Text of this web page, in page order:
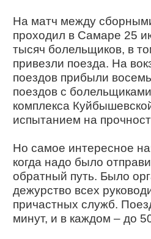
На матч между
проходил в Самаре 25
тысяч болельщиков, в
привезли поезда. На
поездов прибыли
поездов с
комплекса
испытанием на
Но самое интересное
когда надо было
обратный путь. Было
дежурство всех
причастных служб.
минут, и в каждом – до